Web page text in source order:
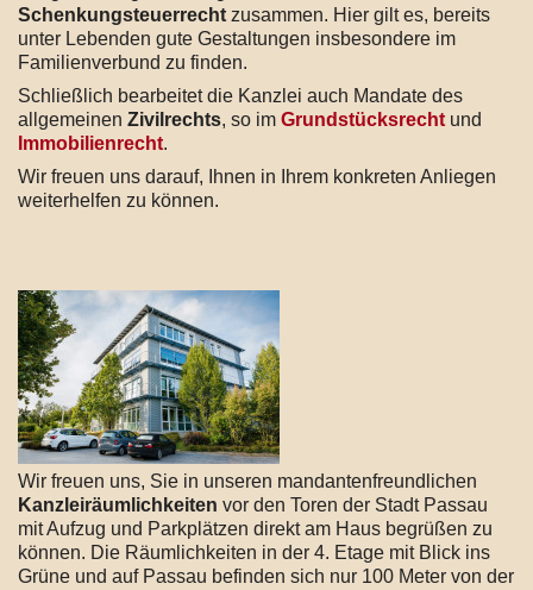
Schenkungsteuerrecht zusammen. Hier gilt es, bereits
unter Lebenden gute Gestaltungen insbesondere im
Familienverbund zu finden.
Schließlich bearbeitet die Kanzlei auch Mandate des
allgemeinen Zivilrechts, so im Grundstücksrecht und
Immobilienrecht.
Wir freuen uns darauf, Ihnen in Ihrem konkreten Anliegen
weiterhelfen zu können.
Wir freuen uns, Sie in unseren mandantenfreundlichen
Kanzleiräumlichkeiten vor den Toren der Stadt Passau
mit Aufzug und Parkplätzen direkt am Haus begrüßen zu
können. Die Räumlichkeiten in der 4. Etage mit Blick ins
Grüne und auf Passau befinden sich nur 100 Meter von der